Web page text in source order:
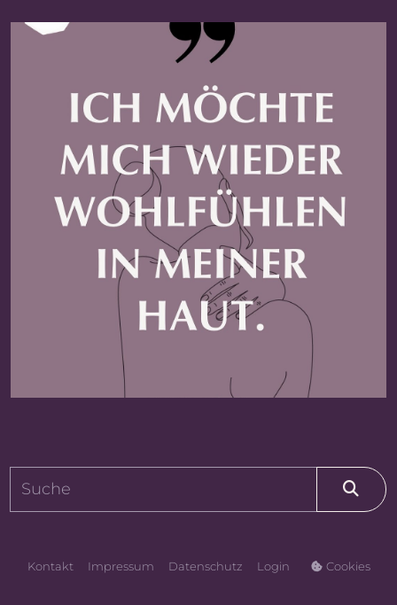
MINNE_TYPE_SEARCH
Kontakt Impressum Datenschutz Login Cookies